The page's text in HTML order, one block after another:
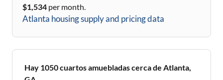
$1,534 per month.
Atlanta housing supply and pricing data
Hay 1050cuartos amuebladas cerca de Atlanta,